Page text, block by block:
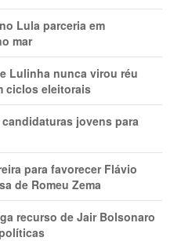
Lula parceria em
mar
Lulinha nunca virou réu
ciclos eleitorais
jovens para
para favorecer Flávio
de Romeu Zema
recurso de Jair Bolsonaro